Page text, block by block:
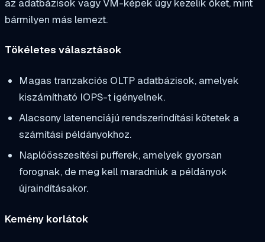
az adatbázisok vagy VM-képek úgy kezelik őket, mint
bármilyen más lemezt.
Tökéletes választások
Magas tranzakciós OLTP adatbázisok, amelyek
kiszámítható IOPS-t igényelnek.
Alacsony latenenciájú rendszerindítási kötetek a
számítási példányokhoz.
Naplóösszesítési pufferek, amelyek gyorsan
forognak, de meg kell maradniuk a példányok
újraindításakor.
Kemény korlátok